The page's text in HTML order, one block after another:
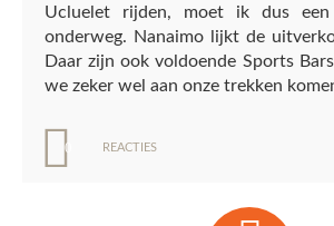
Ucluelet rijden, moet ik dus een
onderweg. Nanaimo lijkt de
Daar zijn ook voldoende Sports
we zeker wel aan onze trekken
0 reacties